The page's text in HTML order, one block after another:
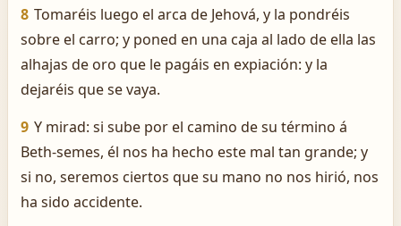
8 Tomaréis luego el arca de Jehová, y la pondréis
sobre el carro; y poned en una caja al lado de ella las
alhajas de oro que le pagáis en expiación: y la
dejaréis que se vaya.
9 Y mirad: si sube por el camino de su término á
Beth-semes, él nos ha hecho este mal tan grande; y
si no, seremos ciertos que su mano no nos hirió, nos
ha sido accidente.